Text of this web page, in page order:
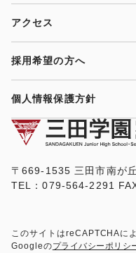
〒669-1535 三田市南が
TEL：079-564-2291
このサイトはreCAPTCHAに
Googleのプライバシーポリシ
アクセス
採用希望の方へ
個人情報保護方針